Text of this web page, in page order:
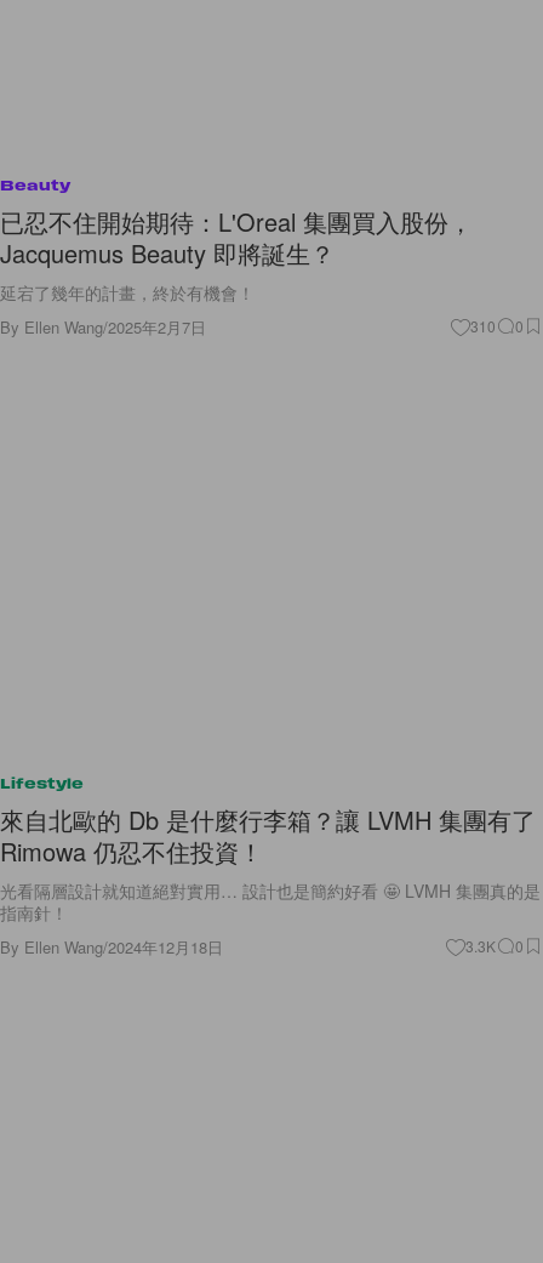
Beauty
已忍不住開始期待：L'Oreal 集團買入股份，
Jacquemus Beauty 即將誕生？
延宕了幾年的計畫，終於有機會！
By Ellen Wang/2025年2月7日 310 0
Lifestyle
來自北歐的 Db 是什麼行李箱？讓 LVMH 集團有了
Rimowa 仍忍不住投資！
光看隔層設計就知道絕對實用… 設計也是簡約好看 🤩 LVMH 集團真的是
指南針！
By Ellen Wang/2024年12月18日 3.3K 0